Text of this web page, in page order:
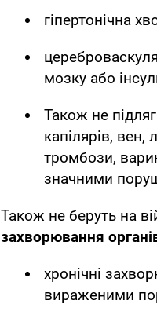
гіпертонічна
мозку або
Також не
капілярів, вен,
тромбози,
значними
Також не беруть на
захворювання
хронічні
вираженими